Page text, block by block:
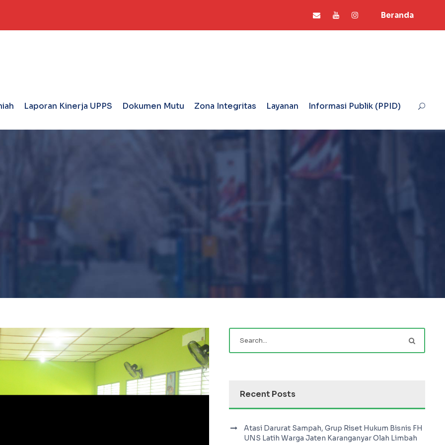
Beranda
Laporan Kinerja UPPS Dokumen Mutu Zona Integritas Layanan Informasi Publik (PPID)
Recent Posts
Atasi Darurat Sampah, Grup Riset Hukum Bisnis FH
UNS Latih Warga Jaten Karanganyar Olah Limbah